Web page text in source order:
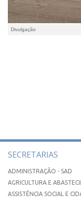
Divulgação
SECRETARIAS
ADMINISTRAÇÃO - SAD
AGRICULTURA E
ASSISTÊNCIA SOCIAL E